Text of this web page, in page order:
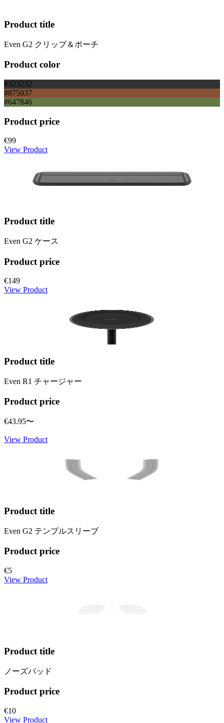
Product title
Even G2 クリップ＆ポーチ
Product color
#323232
#875037
#647846
Product price
€99
View Product
Product title
Even G2 ケース
Product price
€149
View Product
Product title
Even R1 チャージャー
Product price
€43.95〜
View Product
Product title
Even G2 テンプルスリーブ
Product price
€5
View Product
Product title
ノーズパッド
Product price
€10
View Product